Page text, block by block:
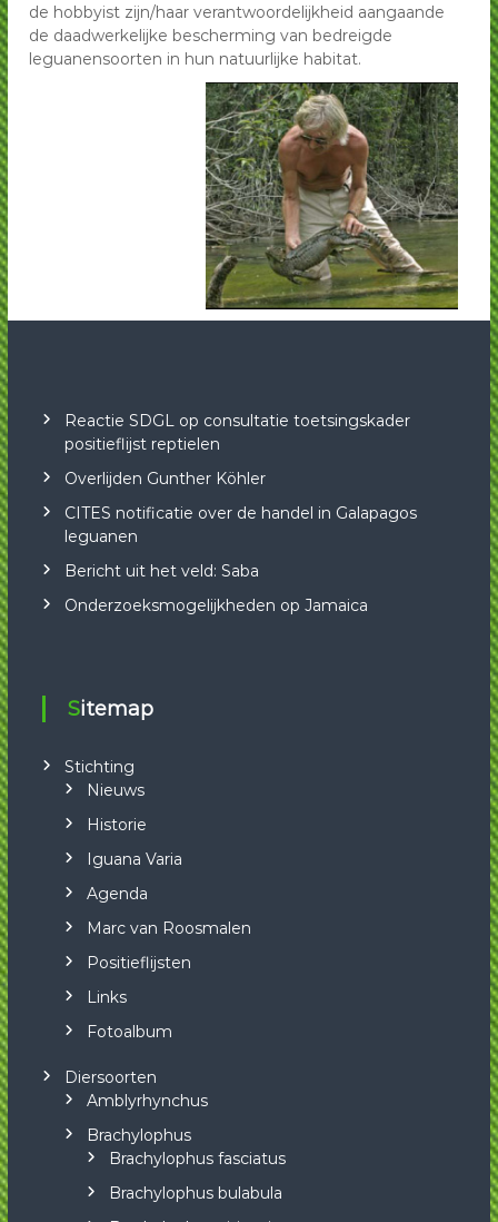
de hobbyist zijn/haar verantwoordelijkheid aangaande
de daadwerkelijke bescherming van bedreigde
leguanensoorten in hun natuurlijke habitat.
Reactie SDGL op consultatie toetsingskader
positieflijst reptielen
Overlijden Gunther Köhler
CITES notificatie over de handel in Galapagos
leguanen
Bericht uit het veld: Saba
Onderzoeksmogelijkheden op Jamaica
Sitemap
Stichting
Nieuws
Historie
Iguana Varia
Agenda
Marc van Roosmalen
Positieflijsten
Links
Fotoalbum
Diersoorten
Amblyrhynchus
Brachylophus
Brachylophus fasciatus
Brachylophus bulabula